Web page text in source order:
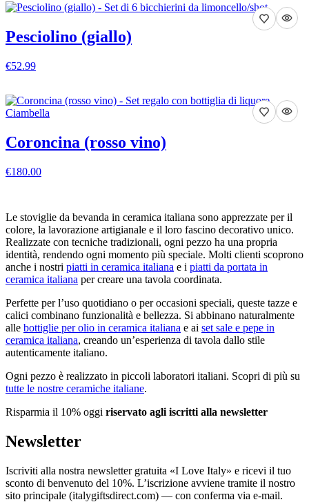
Pesciolino (giallo)
€52.99
Coroncina (rosso vino)
€180.00
Le stoviglie da bevanda in ceramica italiana sono apprezzate per il
colore, la lavorazione artigianale e il loro fascino decorativo unico.
Realizzate con tecniche tradizionali, ogni pezzo ha una propria
identità, rendendo ogni momento più speciale. Molti clienti scoprono
anche i nostri piatti in ceramica italiana e i piatti da portata in
ceramica italiana per creare una tavola coordinata.
Perfette per l’uso quotidiano o per occasioni speciali, queste tazze e
calici combinano funzionalità e bellezza. Si abbinano naturalmente
alle bottiglie per olio in ceramica italiana e ai set sale e pepe in
ceramica italiana, creando un’esperienza di tavola dallo stile
autenticamente italiano.
Ogni pezzo è realizzato in piccoli laboratori italiani. Scopri di più su
tutte le nostre ceramiche italiane.
Risparmia il 10% oggi riservato agli iscritti alla newsletter
Newsletter
Iscriviti alla nostra newsletter gratuita «I Love Italy» e ricevi il tuo
sconto di benvenuto del 10%. L’iscrizione avviene tramite il nostro
sito principale (italygiftsdirect.com) — con conferma via e-mail.